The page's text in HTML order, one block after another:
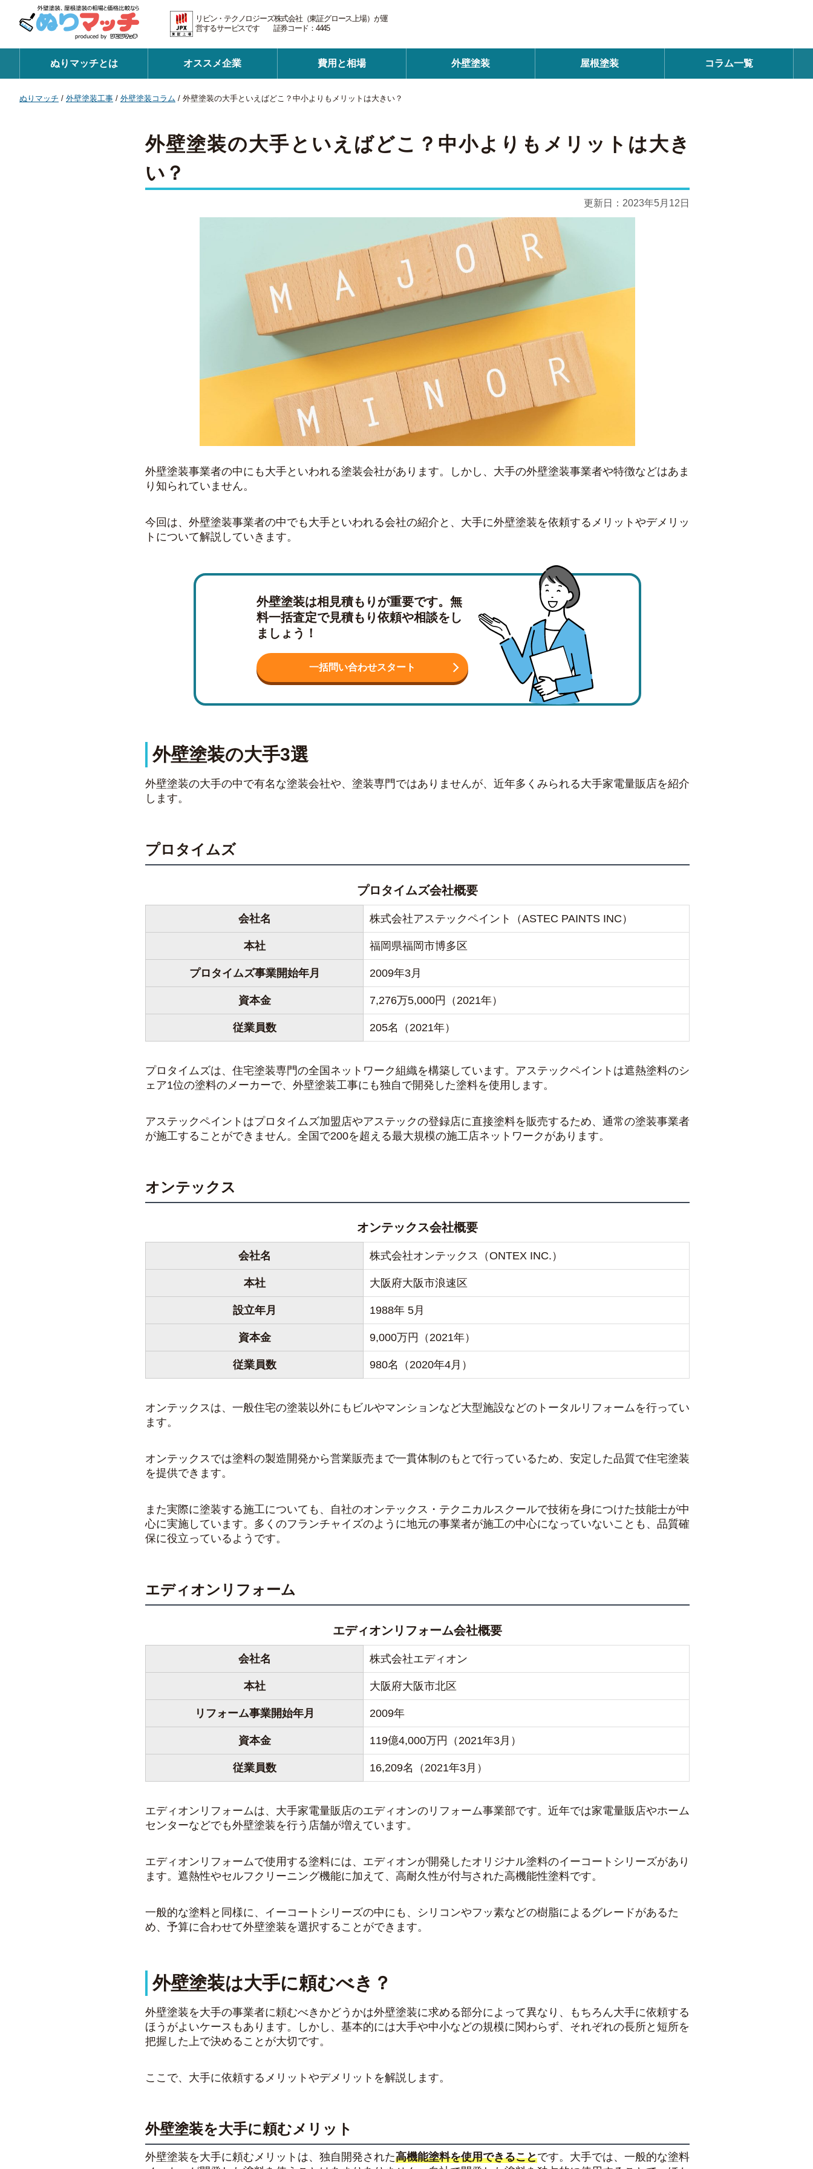
リビン・テクノロジーズ株式会社（東証グロース上場）が運
営するサービスです 証券コード：4445
ぬりマッチとは オススメ企業 費用と相場 外壁塗装 屋根塗装 コラム一覧
ぬりマッチ / 外壁塗装工事 / 外壁塗装コラム / 外壁塗装の大手といえばどこ？中小よりもメリットは大きい？
外壁塗装の大手といえばどこ？中小よりもメリットは大き
い？
更新日： 2023年5月12日
外壁塗装事業者の中にも大手といわれる塗装会社があります。しかし、大手の外壁塗装事業者や特徴などはあま
り知られていません。
今回は、外壁塗装事業者の中でも大手といわれる会社の紹介と、大手に外壁塗装を依頼するメリットやデメリッ
トについて解説していきます。
外壁塗装は相見積もりが重要です。無
料一括査定で見積もり依頼や相談をし
ましょう！
一括問い合わせスタート
外壁塗装の大手3選
外壁塗装の大手の中で有名な塗装会社や、塗装専門ではありませんが、近年多くみられる大手家電量販店を紹介
します。
プロタイムズ
プロタイムズ会社概要
会社名 株式会社アステックペイント（ASTEC PAINTS INC）
本社 福岡県福岡市博多区
プロタイムズ事業開始年月 2009年3月
資本金 7,276万5,000円（2021年）
従業員数 205名（2021年）
プロタイムズは、住宅塗装専門の全国ネットワーク組織を構築しています。アステックペイントは遮熱塗料のシ
ェア1位の塗料のメーカーで、外壁塗装工事にも独自で開発した塗料を使用します。
アステックペイントはプロタイムズ加盟店やアステックの登録店に直接塗料を販売するため、通常の塗装事業者
が施工することができません。全国で200を超える最大規模の施工店ネットワークがあります。
オンテックス
オンテックス会社概要
会社名 株式会社オンテックス（ONTEX INC.）
本社 大阪府大阪市浪速区
設立年月 1988年 5月
資本金 9,000万円（2021年）
従業員数 980名（2020年4月）
オンテックスは、一般住宅の塗装以外にもビルやマンションなど大型施設などのトータルリフォームを行ってい
ます。
オンテックスでは塗料の製造開発から営業販売まで一貫体制のもとで行っているため、安定した品質で住宅塗装
を提供できます。
また実際に塗装する施工についても、自社のオンテックス・テクニカルスクールで技術を身につけた技能士が中
心に実施しています。多くのフランチャイズのように地元の事業者が施工の中心になっていないことも、品質確
保に役立っているようです。
エディオンリフォーム
エディオンリフォーム会社概要
会社名 株式会社エディオン
本社 大阪府大阪市北区
リフォーム事業開始年月 2009年
資本金 119億4,000万円（2021年3月）
従業員数 16,209名（2021年3月）
エディオンリフォームは、大手家電量販店のエディオンのリフォーム事業部です。近年では家電量販店やホーム
センターなどでも外壁塗装を行う店舗が増えています。
エディオンリフォームで使用する塗料には、エディオンが開発したオリジナル塗料のイーコートシリーズがあり
ます。遮熱性やセルフクリーニング機能に加えて、高耐久性が付与された高機能性塗料です。
一般的な塗料と同様に、イーコートシリーズの中にも、シリコンやフッ素などの樹脂によるグレードがあるた
め、予算に合わせて外壁塗装を選択することができます。
外壁塗装は大手に頼むべき？
外壁塗装を大手の事業者に頼むべきかどうかは外壁塗装に求める部分によって異なり、もちろん大手に依頼する
ほうがよいケースもあります。しかし、基本的には大手や中小などの規模に関わらず、それぞれの長所と短所を
把握した上で決めることが大切です。
ここで、大手に依頼するメリットやデメリットを解説します。
外壁塗装を大手に頼むメリット
外壁塗装を大手に頼むメリットは、独自開発された高機能塗料を使用できることです。大手では、一般的な塗料